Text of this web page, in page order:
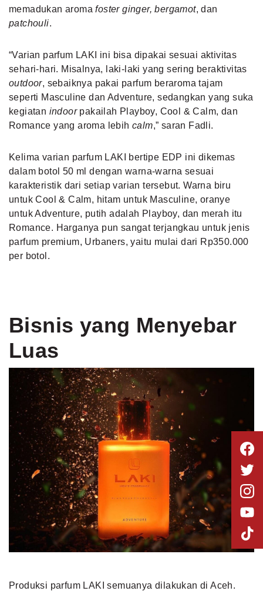
memadukan aromafoster ginger, bergamot, dan
patchouli.
“Varian parfum LAKI ini bisa dipakai sesuai aktivitas
sehari-hari. Misalnya, laki-laki yang sering beraktivitas
outdoor, sebaiknya pakai parfum beraroma tajam
seperti Masculine dan Adventure, sedangkan yang suka
kegiatan indoorpakailah Playboy, Cool & Calm, dan
Romance yang aroma lebih calm,” saran Fadli.
Kelima varian parfum LAKI bertipe EDP ini dikemas
dalam botol 50 ml dengan warna-warna sesuai
karakteristik dari setiap varian tersebut. Warna biru
untuk Cool & Calm, hitam untuk Masculine, oranye
untuk Adventure, putih adalah Playboy, dan merah itu
Romance. Harganya pun sangat terjangkau untuk jenis
parfum premium, Urbaners, yaitu mulai dari Rp350.000
per botol.
Bisnis yang Menyebar
Luas
Produksi parfum LAKI semuanya dilakukan di Aceh.